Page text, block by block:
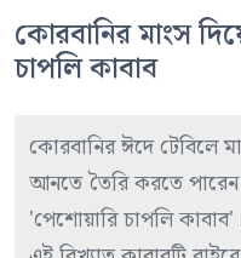
কোরবানির মাংস
চাপলি কাবাব
কোরবানির ঈদে টেবিলে
আনতে তৈরি করতে পারেন
'পেশোয়ারি চাপলি